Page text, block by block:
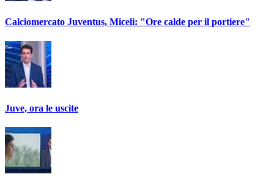
Calciomercato Juventus, Miceli: "Ore calde per il portiere"
Juve, ora le uscite